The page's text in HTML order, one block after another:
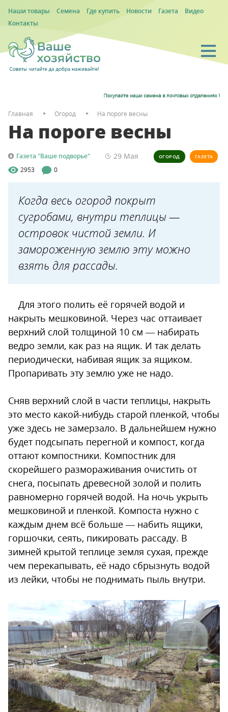
Наши товары Семена Где купить Новости Газета
Видео
Контакты
Главная Огород На пороге весны
На пороге весны
Газета "Ваше подворье" 29 Мая ОГОРОД ГАЗЕТА
2953 0
Когда весь огород покрыт
сугробами, внутри теплицы —
островок чистой земли. И
замороженную землю эту можно
взять для рассады.
Для этого полить её горячей водой и
накрыть мешковиной. Через час оттаивает
верхний слой толщиной 10 см — набирать
ведро земли, как раз на ящик. И так делать
периодически, набивая ящик за ящиком.
Пропаривать эту землю уже не надо.
Сняв верхний слой в части теплицы, накрыть
это место какой-нибудь старой пленкой, чтобы
уже здесь не замерзало. В дальнейшем нужно
будет подсыпать перегной и компост, когда
оттают компостники. Компостник для
скорейшего размораживания очистить от
снега, посыпать древесной золой и полить
равномерно горячей водой. На ночь укрыть
мешковиной и пленкой. Компоста нужно с
каждым днем всё больше — набить ящики,
горшочки, сеять, пикировать рассаду. В
зимней крытой теплице земля сухая, прежде
чем перекапывать, её надо сбрызнуть водой
из лейки, чтобы не поднимать пыль внутри.